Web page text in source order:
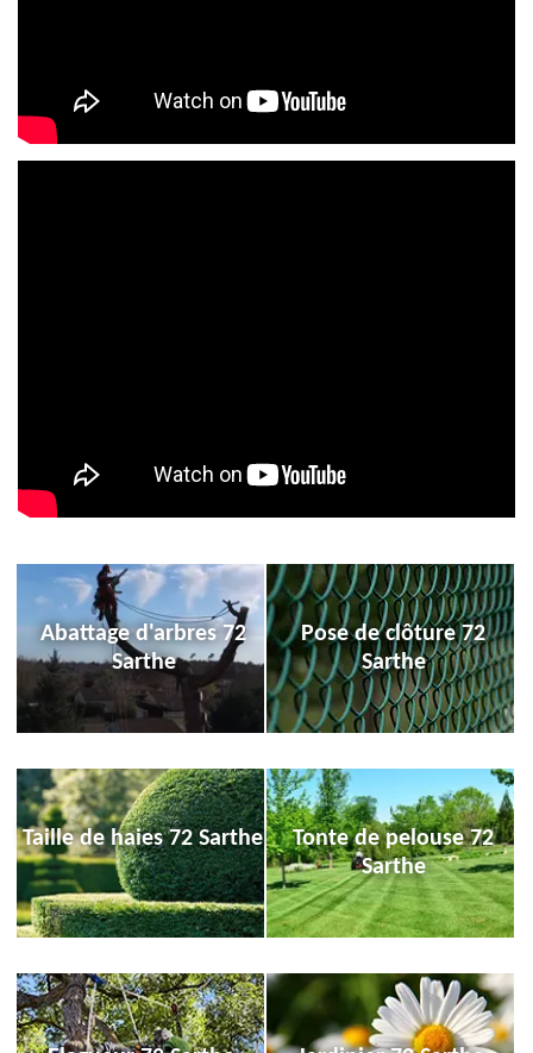
Abattage d'arbres 72
Sarthe
Pose de clôture 72
Sarthe
Taille de haies 72 Sarthe
Tonte de pelouse 72
Sarthe